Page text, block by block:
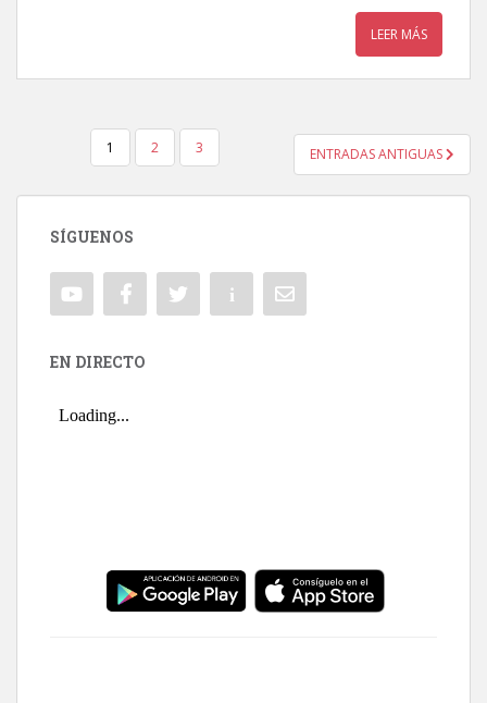
LEER MÁS
NAVEGACIÓN DE ENTRADAS
1 2 3 ENTRADAS ANTIGUAS
SÍGUENOS
EN DIRECTO